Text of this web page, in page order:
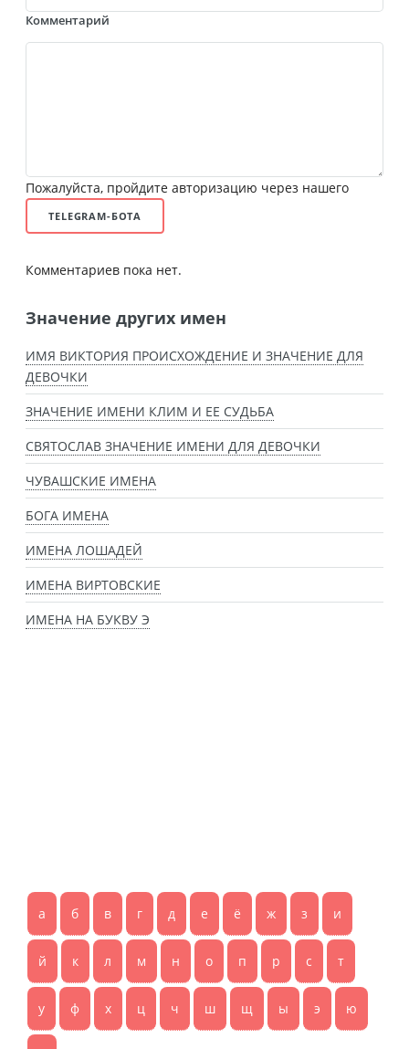
Комментарий
Пожалуйста, пройдите авторизацию через нашего
TELEGRAM-БОТА
Комментариев пока нет.
Значение других имен
ИМЯ ВИКТОРИЯ ПРОИСХОЖДЕНИЕ И ЗНАЧЕНИЕ ДЛЯ
ДЕВОЧКИ
ЗНАЧЕНИЕ ИМЕНИ КЛИМ И ЕЕ СУДЬБА
СВЯТОСЛАВ ЗНАЧЕНИЕ ИМЕНИ ДЛЯ ДЕВОЧКИ
ЧУВАШСКИЕ ИМЕНА
БОГА ИМЕНА
ИМЕНА ЛОШАДЕЙ
ИМЕНА ВИРТОВСКИЕ
ИМЕНА НА БУКВУ Э
а б в г д е ё ж з и
й к л м н о п р с т
у ф х ц ч ш щ ы э ю